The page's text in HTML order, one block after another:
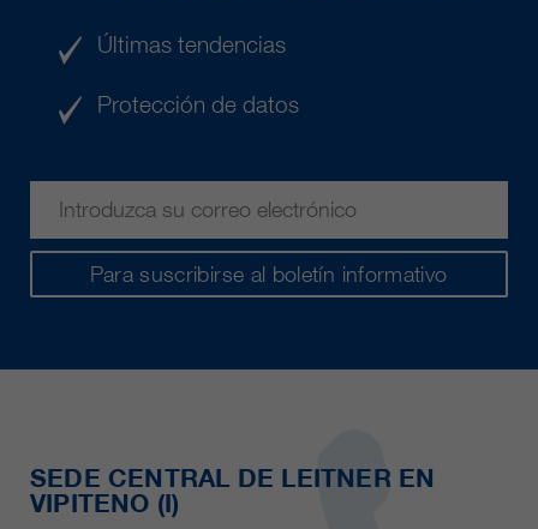
Para suscribirse al boletín informativo
Últimas tendencias
Protección de datos
SEDE CENTRAL DE LEITNER EN
VIPITENO (I)